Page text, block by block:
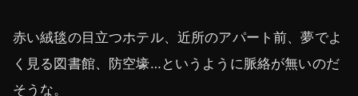
赤い絨毯の目立つホテル、近所のアパート前、夢でよ
く見る図書館、防空壕…というように脈絡が無いのだ
そうな。